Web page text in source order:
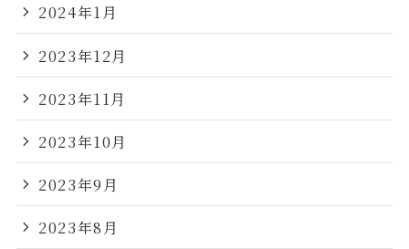
2024年1月
2023年12月
2023年11月
2023年10月
2023年9月
2023年8月